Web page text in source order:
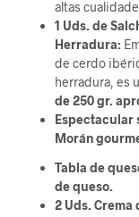
altas
1 Uds. de
Herradura:
de cerdo
herradura, es
de 250 gr.
Espectacular
Morán
Tabla de
de queso.
2 Uds.